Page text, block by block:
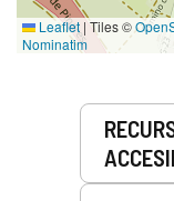
Leaflet |Tiles ©
Nominatim